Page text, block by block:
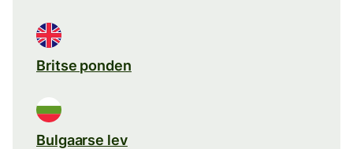
Britse ponden
Bulgaarse lev